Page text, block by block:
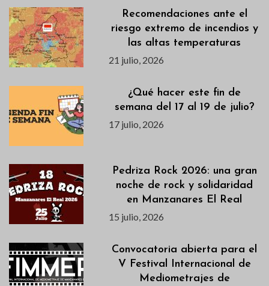
Recomendaciones ante el
riesgo extremo de incendios y
las altas temperaturas
21 julio, 2026
¿Qué hacer este fin de
semana del 17 al 19 de julio?
17 julio, 2026
Pedriza Rock 2026: una gran
noche de rock y solidaridad
en Manzanares El Real
15 julio, 2026
Convocatoria abierta para el
V Festival Internacional de
Mediometrajes de